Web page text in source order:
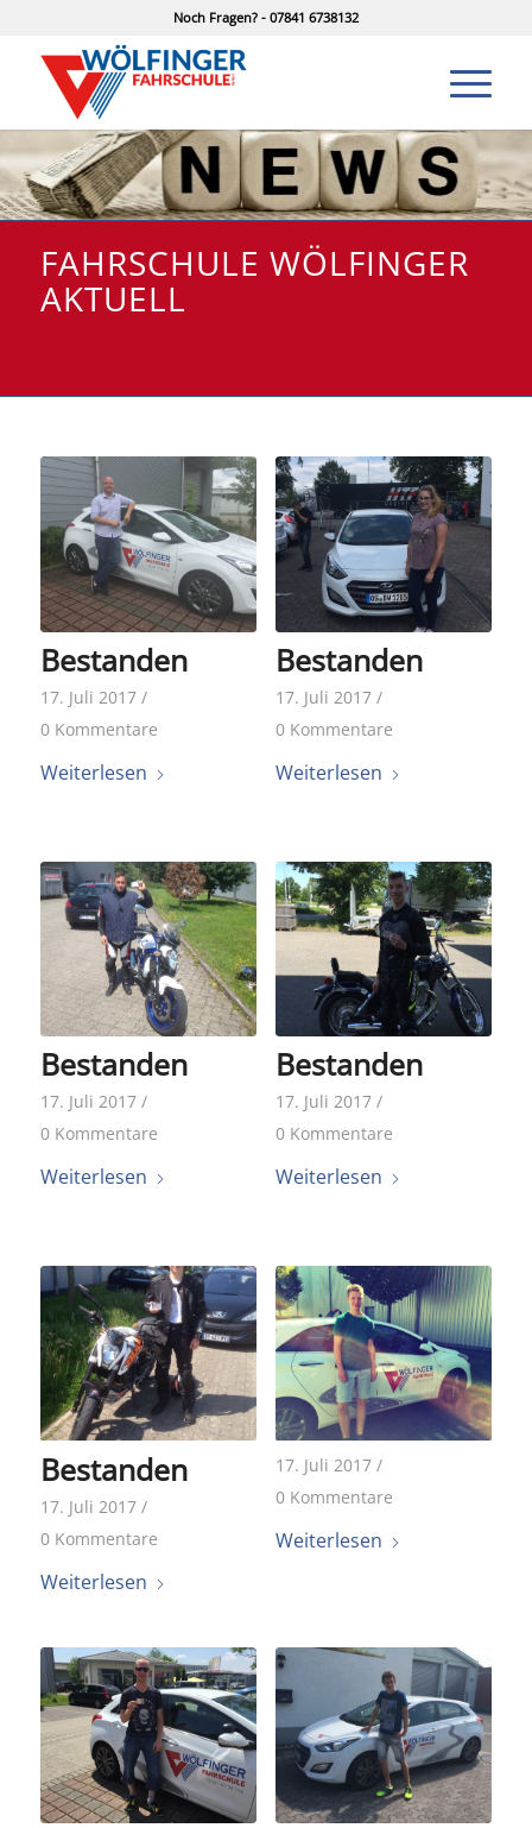
Noch Fragen? - 07841 6738132
FAHRSCHULE WÖLFINGER
AKTUELL
Bestanden
17. Juli 2017 /
0 Kommentare
Weiterlesen
Bestanden
17. Juli 2017 /
0 Kommentare
Weiterlesen
Bestanden
17. Juli 2017 /
0 Kommentare
Weiterlesen
Bestanden
17. Juli 2017 /
0 Kommentare
Weiterlesen
Bestanden
17. Juli 2017 /
0 Kommentare
Weiterlesen
17. Juli 2017 /
0 Kommentare
Weiterlesen